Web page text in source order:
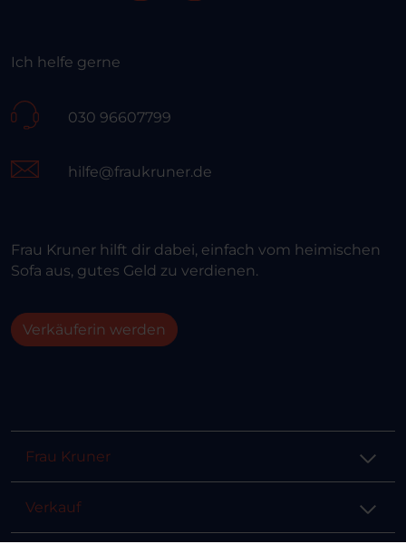
Ich helfe gerne
030 96607799
hilfe@fraukruner.de
Frau Kruner hilft dir dabei, einfach vom heimischen
Sofa aus, gutes Geld zu verdienen.
Verkäuferin werden
Frau Kruner
Verkauf